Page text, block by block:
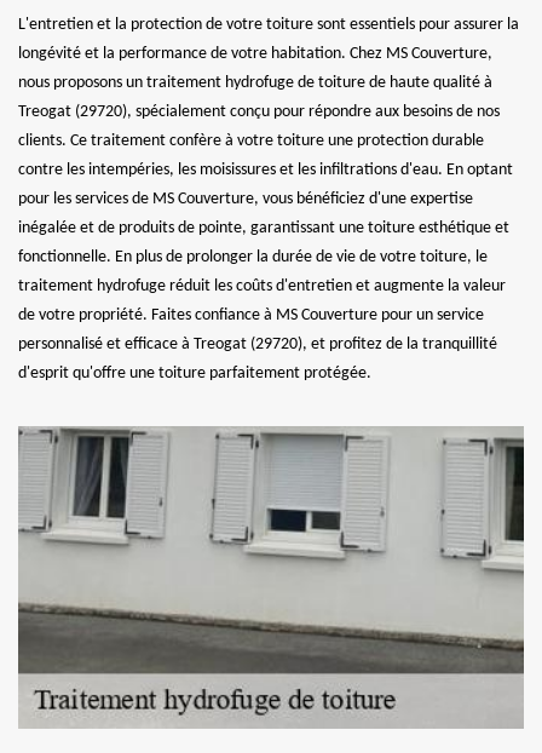
L'entretien et la protection de votre toiture sont essentiels pour assurer la
longévité et la performance de votre habitation. Chez MS Couverture,
nous proposons un traitement hydrofuge de toiture de haute qualité à
Treogat (29720), spécialement conçu pour répondre aux besoins de nos
clients. Ce traitement confère à votre toiture une protection durable
contre les intempéries, les moisissures et les infiltrations d'eau. En optant
pour les services de MS Couverture, vous bénéficiez d'une expertise
inégalée et de produits de pointe, garantissant une toiture esthétique et
fonctionnelle. En plus de prolonger la durée de vie de votre toiture, le
traitement hydrofuge réduit les coûts d'entretien et augmente la valeur
de votre propriété. Faites confiance à MS Couverture pour un service
personnalisé et efficace à Treogat (29720), et profitez de la tranquillité
d'esprit qu'offre une toiture parfaitement protégée.